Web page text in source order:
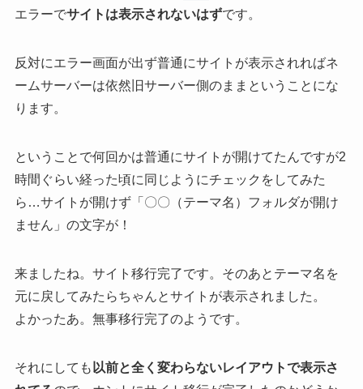
エラーでサイトは表示されないはずです。
反対にエラー画面が出ず普通にサイトが表示されればネ
ームサーバーは依然旧サーバー側のままということにな
ります。
ということで何回かは普通にサイトが開けてたんですが2
時間ぐらい経った頃に同じようにチェックをしてみた
ら…サイトが開けず「〇〇（テーマ名）フォルダが開け
ません」の文字が！
来ましたね。サイト移行完了です。そのあとテーマ名を
元に戻してみたらちゃんとサイトが表示されました。
よかったあ。無事移行完了のようです。
それにしても 以前と全く変わらないレイアウトで表示さ